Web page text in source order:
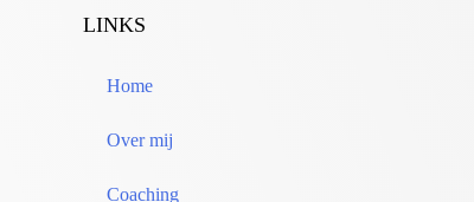
LINKS
Home
Over mij
Coaching